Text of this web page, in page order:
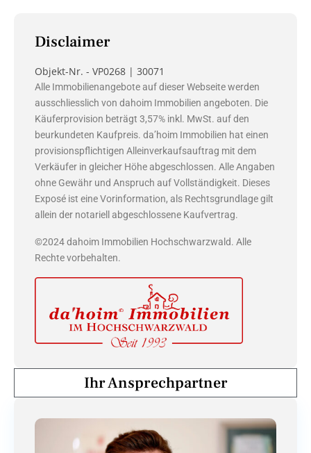
Disclaimer
Objekt-Nr. - VP0268 | 30071
Alle Immobilienangebote auf dieser Webseite werden
ausschliesslich von dahoim Immobilien angeboten. Die
Käuferprovision beträgt 3,57% inkl. MwSt. auf den
beurkundeten Kaufpreis. da’hoim Immobilien hat einen
provisionspflichtigen Alleinverkaufsauftrag mit dem
Verkäufer in gleicher Höhe abgeschlossen. Alle Angaben
ohne Gewähr und Anspruch auf Vollständigkeit. Dieses
Exposé ist eine Vorinformation, als Rechtsgrundlage gilt
allein der notariell abgeschlossene Kaufvertrag.
©2024 dahoim Immobilien Hochschwarzwald. Alle
Rechte vorbehalten.
Ihr Ansprechpartner